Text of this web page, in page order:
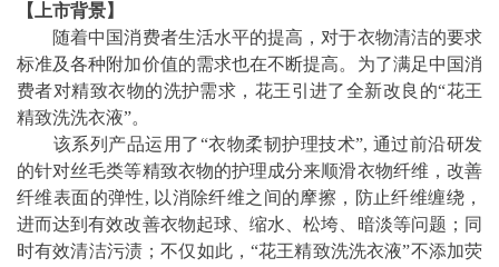
【 上市背景】
随着中国消费者生活水平的提高，对于衣物清洁的要求
标准及各种附加价值的需求也在不断提高。为了满足中国消
费者对精致衣物的洗护需求，花王引进了全新改良的“花王
精致洗洗衣液”。
该系列产品运用了“衣物柔韧护理技术”, 通过前沿研发
的针对丝毛类等精致衣物的护理成分来顺滑衣物纤维，改善
纤维表面的弹性, 以消除纤维之间的摩擦，防止纤维缠绕，
进而达到有效改善衣物起球、缩水、松垮、暗淡等问题；同
时有效清洁污渍；不仅如此，“花王精致洗洗衣液”不添加荧